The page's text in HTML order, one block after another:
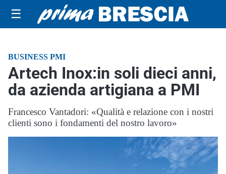
☰
BUSINESS PMI
Artech Inox:in soli dieci anni,
da azienda artigiana a PMI
Francesco Vantadori: «Qualità e relazione con i nostri
clienti sono i fondamenti del nostro lavoro»